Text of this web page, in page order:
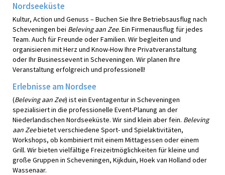
Nordseeküste
Kultur, Action und Genuss – Buchen Sie Ihre Betriebsausflug nach
Scheveningen bei Beleving aan Zee. Ein Firmenausflug für jedes
Team. Auch für Freunde oder Familien. Wir begleiten und
organisieren mit Herz und Know-How Ihre Privatveranstaltung
oder Ihr Businessevent in Scheveningen. Wir planen Ihre
Veranstaltung erfolgreich und professionell!
Erlebnisse am Nordsee
(Beleving aan Zee) ist ein Eventagentur in Scheveningen
spezialisiert in die professionelle Event-Planung an der
Niederlandischen Nordseeküste. Wir sind klein aber fein. Beleving
aan Zeebietet verschiedene Sport- und Spielaktivitäten,
Workshops, ob kombiniert mit einem Mittagessen oder einem
Grill. Wir bieten vielfältige Freizeitmöglichkeiten für kleine und
große Gruppen in Scheveningen, Kijkduin, Hoek van Holland oder
Wassenaar.